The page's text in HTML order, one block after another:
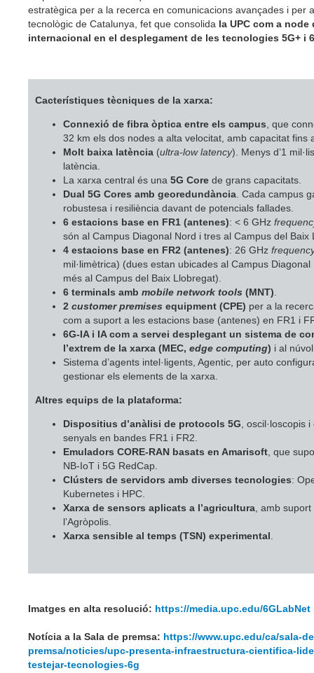
estratègica per a la recerca en comunicacions avançades i per
tecnològic de Catalunya, fet que consolida la UPC com a node
internacional en el desplegament de les tecnologies 5G+ i
Cacterístiques tècniques de la xarxa:
Connexió de fibra òptica entre els campus , que
32 km els dos nodes a alta velocitat, amb capacitat fins
Molt baixa latència (ultra-low latency). Menys d’1
latència.
La xarxa central és una 5G Core de grans capacitats.
Dual 5G Cores amb georedundància . Cada campus
robustesa i resiliència davant de potencials fallades.
6 estacions base en FR1 (antenes): < 6 GHz
són al Campus Diagonal Nord i tres al Campus del Baix
4 estacions base en FR2 (antenes): 26 GHz
mil·limètrica) (dues estan ubicades al Campus Diagonal
més al Campus del Baix Llobregat).
6 terminals amb mobile network tools (MNT)
2 customer premises equipment (CPE) per a la
com a suport a les estacions base (antenes) en FR1 i
6G-IA i IA com a servei desplegant un sistema de
l’extrem de la xarxa (MEC, edge computing) i al
Sistema d’agents intel·ligents, Agentic, per auto
gestionar els elements de la xarxa.
Altres equips de la plataforma:
Dispositius d’anàlisi de protocols 5G , oscil·loscopis
senyals en bandes FR1 i FR2.
Emuladors CORE-RAN basats en Amarisoft , que
NB-IoT i 5G RedCap.
Clústers de servidors amb diverses tecnologies:
Kubernetes i HPC.
Xarxa de sensors aplicats a l’agricultura , amb
l’Agròpolis.
Xarxa sensible al temps (TSN) experimental
Imatges en alta resolució: https://media.upc.edu/6GLabNet
Notícia a la Sala de premsa: https://www.upc.edu/ca/sala-
premsa/noticies/upc-presenta-infraestructura-cientifica-
testejar-tecnologies-6g